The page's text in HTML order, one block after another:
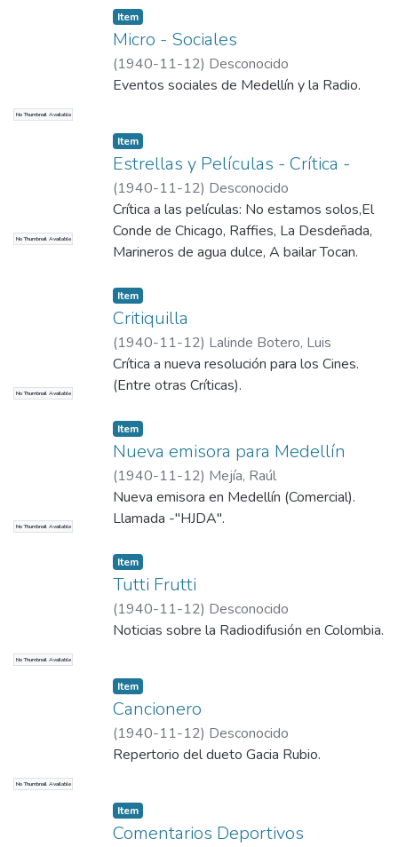
No Thumbnail Available
Item
Micro - Sociales
(1940-11-12) Desconocido
Eventos sociales de Medellín y la Radio.
No Thumbnail Available
Item
Estrellas y Películas - Crítica -
(1940-11-12) Desconocido
Crítica a las películas: No estamos solos,El
Conde de Chicago, Raffies, La Desdeñada,
Marineros de agua dulce, A bailar Tocan.
No Thumbnail Available
Item
Critiquilla
(1940-11-12) Lalinde Botero, Luis
Crítica a nueva resolución para los Cines.
(Entre otras Críticas).
No Thumbnail Available
Item
Nueva emisora para Medellín
(1940-11-12) Mejía, Raúl
Nueva emisora en Medellín (Comercial).
Llamada -"HJDA".
No Thumbnail Available
Item
Tutti Frutti
(1940-11-12) Desconocido
Noticias sobre la Radiodifusión en Colombia.
No Thumbnail Available
Item
Cancionero
(1940-11-12) Desconocido
Repertorio del dueto Gacia Rubio.
Item
Comentarios Deportivos